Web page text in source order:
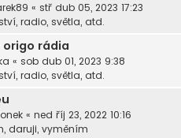
« stř dub 05, 2023 17:23
radio, světla, atd.
rádia
« sob dub 01, 2023 9:38
radio, světla, atd.
« ned říj 23, 2022 10:16
daruji, vyměním